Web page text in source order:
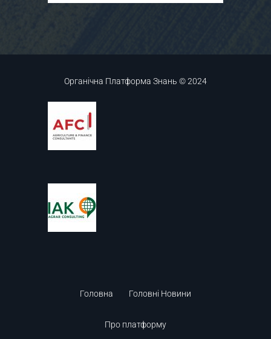
Органічна Платформа Знань © 2024
Головна Головні Новини
Про платформу